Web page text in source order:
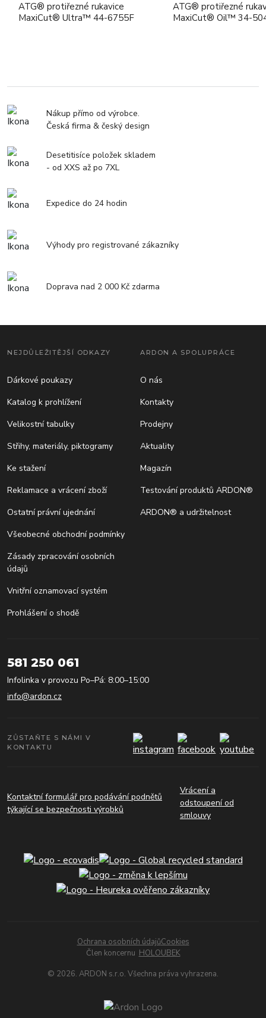
ATG® protiřezné rukavice
MaxiCut® Ultra™ 44-6755F
ATG® protiřezné
MaxiCut® Oil™ 34-
Nákup přímo od výrobce.
Česká firma & český design
Desetitisíce položek skladem
- od XXS až po 7XL
Expedice do 24 hodin
Výhody pro registrované zákazníky
Doprava nad 2 000 Kč zdarma
NEJDŮLEŽITĚJŠÍ ODKAZY
Dárkové poukazy
Katalog k prohlížení
Velikostní tabulky
Střihy, materiály, piktogramy
Ke stažení
Reklamace a vrácení zboží
Ostatní právní ujednání
Všeobecné obchodní podmínky
Zásady zpracování osobních
údajů
Vnitřní oznamovací systém
Prohlášení o shodě
ARDON A SPOLUPRÁCE
O nás
Kontakty
Prodejny
Aktuality
Magazín
Testování produktů ARDON®
ARDON® a udržitelnost
581 250 061
Infolinka v provozu Po–Pá: 8:00–15:00
info@ardon.cz
ZŮSTAŇTE S NÁMI V
KONTAKTU
Kontaktní formulář pro podávání podnětů
týkající se bezpečnosti výrobků
Vrácení a
odstoupení od
smlouvy
Ochrana osobních údajůCookies
Člen koncernu HOLOUBEK
© 2026. ARDON s.r.o. Všechna práva vyhrazena.